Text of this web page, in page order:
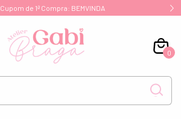
Cupom de 1ª Compra: BEMVINDA
0